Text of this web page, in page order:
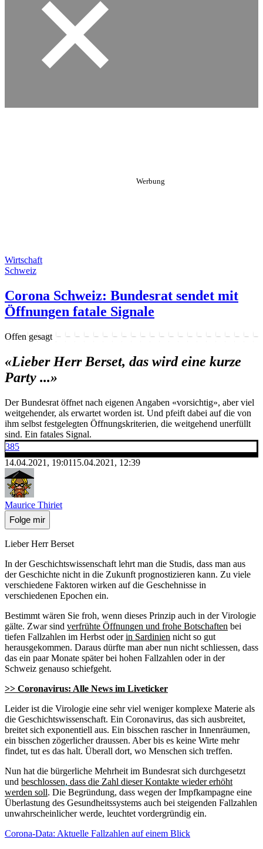
Wirtschaft
Schweiz
Corona Schweiz: Bundesrat sendet mit
Öffnungen fatale Signale
Offen gesagt
«Lieber Herr Berset, das wird eine kurze
Party ...»
Der Bundesrat öffnet nach eigenen Angaben «vorsichtig», aber viel
weitgehender, als erwartet worden ist. Und pfeift dabei auf die von
ihm selbst festgelegten Öffnungskriterien, die weitgehend unerfüllt
sind. Ein fatales Signal.
385
14.04.2021, 19:0115.04.2021, 12:39
Maurice Thiriet
Folge mir
Lieber Herr Berset
In der Geschichtswissenschaft lehrt man die Studis, dass man aus
der Geschichte nicht in die Zukunft prognostizieren kann. Zu viele
verschiedene Faktoren wirken auf die Geschehnisse in
verschiedenen Epochen ein.
Bestimmt wären Sie froh, wenn dieses Prinzip auch in der Virologie
gälte. Zwar sind verfrühte Öffnungen und frohe Botschaften bei
tiefen Fallzahlen im Herbst oderin Sardinien nicht so gut
herausgekommen. Daraus dürfte man aber nun nicht schliessen, dass
das ein paar Monate später bei hohen Fallzahlen oder in der
Schweiz genauso schiefgeht.
>> Coronavirus: Alle News im Liveticker
Leider ist die Virologie eine sehr viel weniger komplexe Materie als
die Geschichtswissenschaft. Ein Coronavirus, das sich ausbreitet,
breitet sich exponentiell aus. Ein bisschen rascher in Innenräumen,
ein bisschen zögerlicher draussen. Aber bis es keine Wirte mehr
findet, tut es das halt. Überall dort, wo Menschen sich treffen.
Nun hat die bürgerliche Mehrheit im Bundesrat sich durchgesetzt
und beschlossen, dass die Zahl dieser Kontakte wieder erhöht
werden soll. Die Begründung, dass wegen der Impfkampagne eine
Überlastung des Gesundheitssystems auch bei steigenden Fallzahlen
unwahrscheinlicher werde, leuchtet vordergründig ein.
Corona-Data: Aktuelle Fallzahlen auf einem Blick